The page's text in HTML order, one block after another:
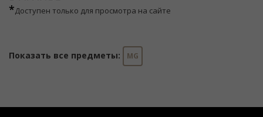
*Доступен только для просмотра на сайте
Показать все предметы: MG